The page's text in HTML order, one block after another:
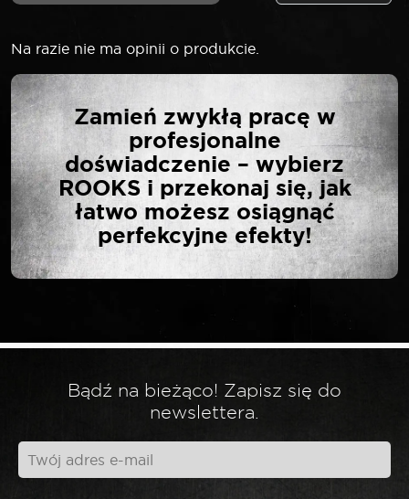
Na razie nie ma opinii o produkcie.
NAPISZ PIERWSZĄ
OPINIĘ O „SELTA
PRZEDŁUŻKA 1/2″ 50
MM”
Twój adres email nie zostanie opublikowany.
Wymagane pola są oznaczone
*
Twoja opinia*
Zamień zwykłą pracę w
profesjonalne
doświadczenie – wybierz
ROOKS i przekonaj się, jak
łatwo możesz osiągnąć
perfekcyjne efekty!
Bądź na bieżąco! Zapisz się do
newslettera.